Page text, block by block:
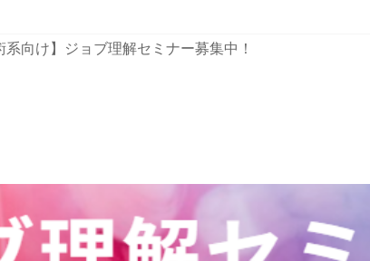
系向け】ジョブ理解セミナー募集中！